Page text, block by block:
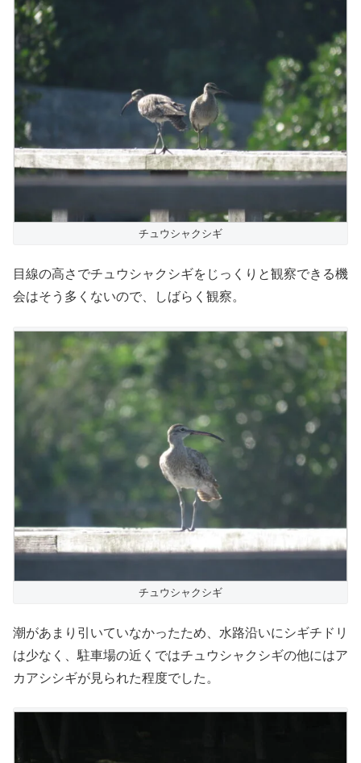
チュウシャクシギ
目線の高さでチュウシャクシギをじっくりと観察できる機
会はそう多くないので、しばらく観察。
チュウシャクシギ
潮があまり引いていなかったため、水路沿いにシギチドリ
は少なく、駐車場の近くではチュウシャクシギの他にはア
カアシシギが見られた程度でした。